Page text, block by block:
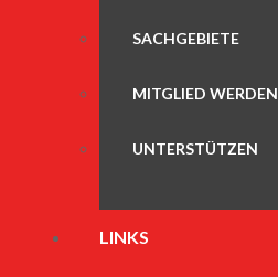
SACHGEBIETE
MITGLIED WERDEN
UNTERSTÜTZEN
LINKS